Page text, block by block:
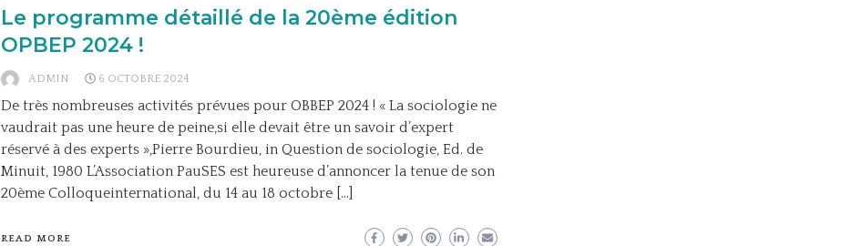
Le programme détaillé de la 20ème édition
OPBEP 2024 !
ADMIN 6 OCTOBRE 2024
De très nombreuses activités prévues pour OBBEP 2024 ! « La sociologie ne
vaudrait pas une heure de peine,si elle devait être un savoir d’expert
réservé à des experts »,Pierre Bourdieu, in Question de sociologie, Ed. de
Minuit, 1980 L’Association PauSES est heureuse d’annoncer la tenue de son
20ème Colloqueinternational, du 14 au 18 octobre […]
READ MORE